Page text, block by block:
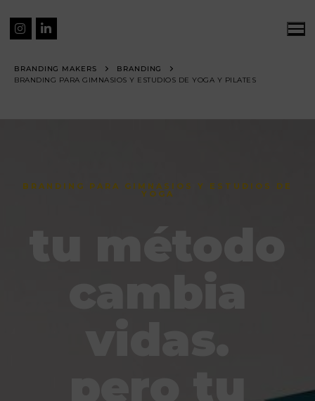
BRANDING MAKERS
BRANDING
BRANDING PARA GIMNASIOS Y ESTUDIOS DE YOGA Y PILATES
BRANDING PARA GIMNASIOS Y ESTUDIOS DE
YOGA